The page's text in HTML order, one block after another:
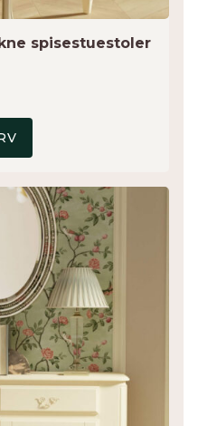
spisestuestoler